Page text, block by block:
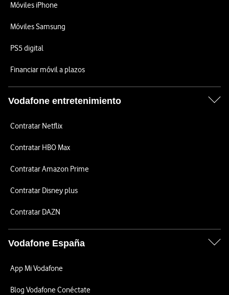
Móviles iPhone
Móviles Samsung
PS5 digital
Financiar móvil a plazos
Vodafone entretenimiento
Contratar Netflix
Contratar HBO Max
Contratar Amazon Prime
Contratar Disney plus
Contratar DAZN
Vodafone España
App Mi Vodafone
Blog Vodafone Conéctate